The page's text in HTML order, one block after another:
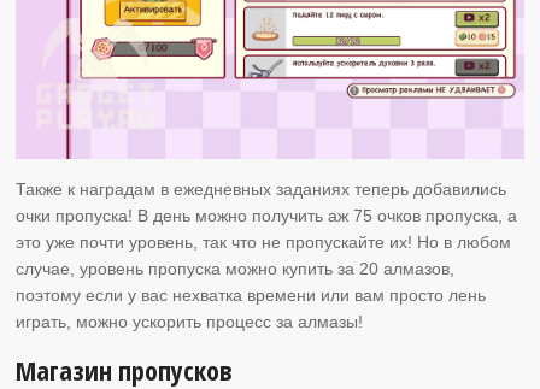
Также к наградам в ежедневных заданиях теперь добавились
очки пропуска! В день можно получить аж 75 очков пропуска, а
это уже почти уровень, так что не пропускайте их! Но в любом
случае, уровень пропуска можно купить за 20 алмазов,
поэтому если у вас нехватка времени или вам просто лень
играть, можно ускорить процесс за алмазы!
Магазин пропусков